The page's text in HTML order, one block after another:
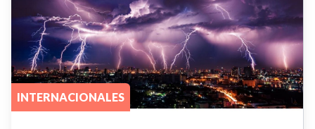
INTERNACIONALES